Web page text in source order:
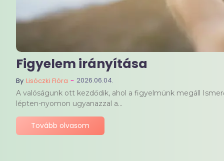
Figyelem irányítása
By Lisóczki Flóra ~ 2026.06.04.
A valóságunk ott kezdődik, ahol a figyelmünk megáll
lépten-nyomon ugyanazzal a...
Tovább olvasom